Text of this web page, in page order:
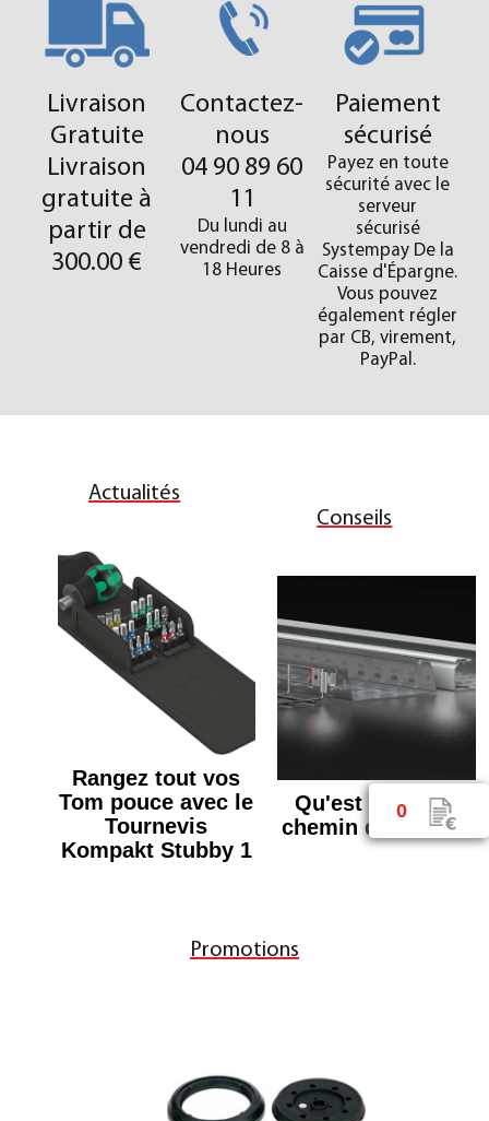
0
Livraison
Gratuite
Livraison
gratuite à
partir de
300.00 €
Contactez-
nous
04 90 89 60
11
Du lundi au
vendredi de 8 à
18 Heures
Paiement
sécurisé
Payez en toute
sécurité avec le
serveur
sécurisé
Systempay De la
Caisse d'Épargne.
Vous pouvez
également régler
par CB, virement,
PayPal.
Actualités
Rangez tout vos
Tom pouce avec le
Tournevis
Kompakt Stubby 1
Conseils
Qu'est ce qu'un
chemin de cable ?
Promotions